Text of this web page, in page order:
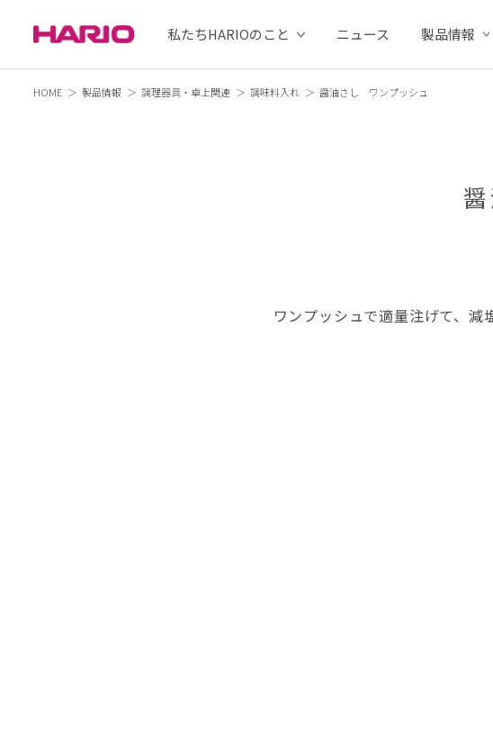
私たちHARIOのこと ニュース 製品情報
HOME 製品情報 調理器具・卓上関連 調味料入れ 醤油さし ワンプッシュ
ワンプッシュで適量注げて、減